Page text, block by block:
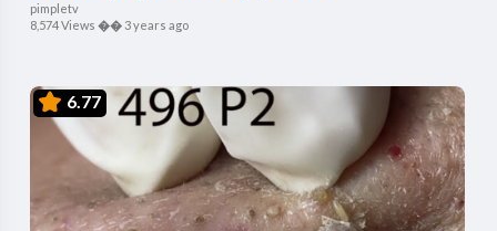
pimpletv
8,574 Views �� 3 years ago
6.77